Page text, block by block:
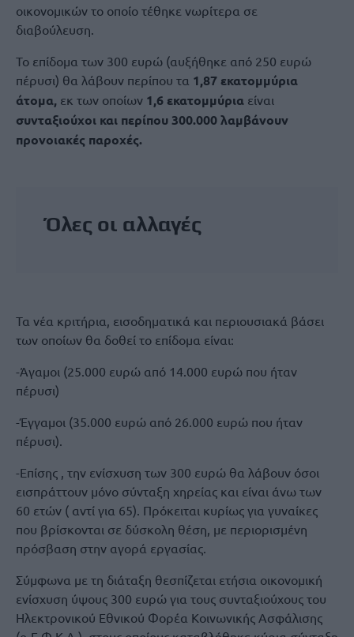
οικονομικών το οποίο τέθηκε νωρίτερα σε
διαβούλευση.
Το επίδομα των 300 ευρώ (αυξήθηκε από 250 ευρώ
πέρυσι) θα λάβουν περίπου τα 1,87 εκατομμύρια
άτομα, εκ των οποίων 1,6 εκατομμύρια είναι
συνταξιούχοι και περίπου 300.000 λαμβάνουν
προνοιακές παροχές.
Όλες οι αλλαγές
Τα νέα κριτήρια, εισοδηματικά και περιουσιακά βάσει
των οποίων θα δοθεί το επίδομα είναι:
-Άγαμοι (25.000 ευρώ από 14.000 ευρώ που ήταν
πέρυσι)
-Έγγαμοι (35.000 ευρώ από 26.000 ευρώ που ήταν
πέρυσι).
-Επίσης , την ενίσχυση των 300 ευρώ θα λάβουν όσοι
εισπράττουν μόνο σύνταξη χηρείας και είναι άνω των
60 ετών ( αντί για 65). Πρόκειται κυρίως για γυναίκες
που βρίσκονται σε δύσκολη θέση, με περιορισμένη
πρόσβαση στην αγορά εργασίας.
Σύμφωνα με τη διάταξη θεσπίζεται ετήσια οικονομική
ενίσχυση ύψους 300 ευρώ για τους συνταξιούχους του
Ηλεκτρονικού Εθνικού Φορέα Κοινωνικής Ασφάλισης